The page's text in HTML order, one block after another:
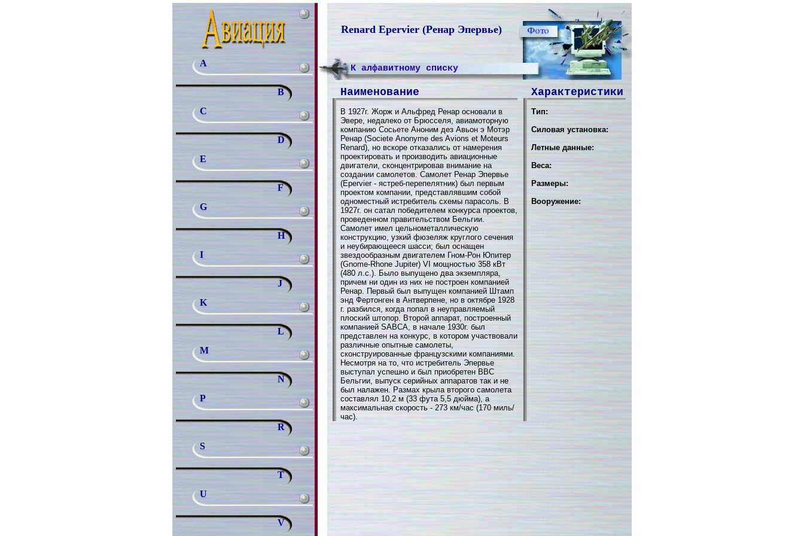
Renard Epervier (Ренар Эпервье)
A
B
C
D
E
F
G
H
I
J
K
L
M
N
P
R
S
T
U
V
К алфавитному списку
Наименование Характеристики
В 1927г. Жорж и Альфред Ренар основали в
Эвере, недалеко от Брюсселя, авиамоторную
компанию Сосьете Аноним дез Авьон э Мотэр
Ренар (Sociеtе Anonyme des Avions et Moteurs
Renard), но вскоре отказались от намерения
проектировать и производить авиационные
двигатели, сконцентрировав внимание на
создании самолетов. Cамолет Ренар Эпервье
(Epervier - ястреб-перепелятник) был первым
проектом компании, представлявшим собой
одноместный истребитель схемы парасоль. В
1927г. он сaтал победителем конкурса проектов,
проведенном правительством Бельгии.
Самолет имел цельнометаллическую
конструкцию, узкий фюзеляж круглого сечения
и неубирающееся шасси; был оснащен
звездообразным двигателем Гном-Рон Юпитер
(Gnome-Rhоne Jupiter) VI мощностью 358 кВт
(480 л.с.). Было выпущено два экземпляра,
причем ни один из них не построен компанией
Ренар. Первый был выпущен компанией Штамп
энд Фертонген в Антверпене, но в октябре 1928
г. разбился, когда попал в неуправляемый
плоский штопор. Второй аппарат, построенный
компанией SABCA, в начале 1930г. был
представлен на конкурс, в котором участвовали
различные опытные самолеты,
сконструированные французскими компаниями.
Несмотря на то, что истребитель Эпервье
выступал успешно и был приобретен ВВС
Бельгии, выпуск серийных аппаратов так и не
был налажен. Размах крыла второго самолета
составлял 10,2 м (33 фута 5,5 дюйма), а
максимальная скорость - 273 км/час (170 миль/
час).
Тип:
Силовая установка:
Летные данные:
Веса:
Размеры:
Вооружение: